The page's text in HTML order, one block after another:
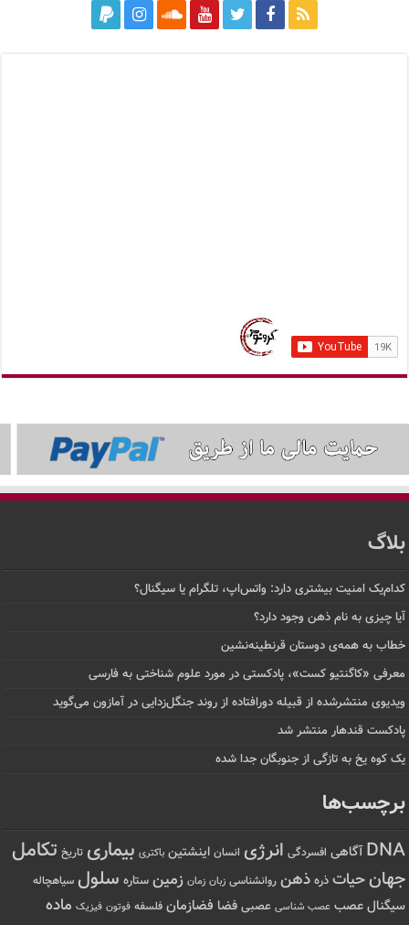
بلاگ
کدام‌یک امنیت بیشتری دارد: واتس‌اپ، تلگرام یا سیگنال؟
آیا چیزی به نام ذهن وجود دارد؟
خطاب به همه‌ی دوستان قرنطینه‌نشین
معرفی «کاگنتیو کست»، پادکستی در مورد علوم شناختی به فارسی
ویدیوی منتشرشده از قبیله دورافتاده‌ از روند جنگل‌زدایی در آمازون می‌گوید
پادکست قندهار منتشر شد
یک کوه یخ به تازگی از جنوبگان جدا شده
برچسب‌ها
DNA آگاهی افسردگی انرژی انسان اینشتین باکتری بیماری تاریخ تکامل
جهانحیات ذره ذهن روانشناسی زبان زمان زمین ستاره سلول سیاهچاله
سیگنال عصب عصب شناسی عصبی فضا فضازمان فلسفه فوتون فیزیک ماده